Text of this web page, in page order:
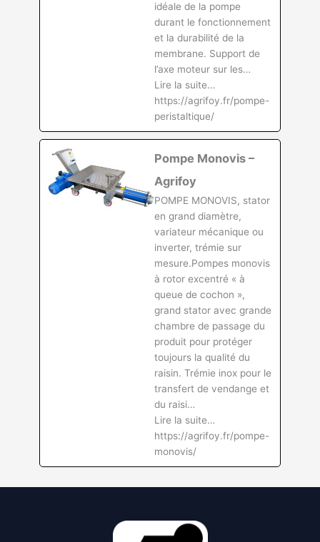
idéale de la pompe
durant le fonctionnement
et la durabilité de la
membrane. Support de
l’axe moteur sur les…
Lire la suite…
https://agrifoy.fr/pompe-
peristaltique/
Pompe Monovis –
Agrifoy
POMPE MONOVIS, stator
en grand diamètre,
variateur mécanique ou
inverter, trémie sur
mesure.Pompes monovis
à rotor excentré « à
queue de cochon »,
grand stator avec grande
chambre de passage du
produit pour protéger
toujours la qualité du
raisin. Trémie inox pour le
transfert de vendange et
du raisi…
Lire la suite…
https://agrifoy.fr/pompe-
monovis/